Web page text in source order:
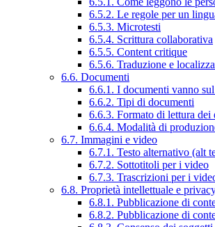
6.5.2. Le regole per un
6.5.3. Microtesti
6.5.4. Scrittura collaborativa
6.5.5. Content critique
6.5.6. Traduzione e
6.6. Documenti
6.6.1. I documenti vanno
6.6.2. Tipi di documenti
6.6.3. Formato di lettura dei
6.6.4. Modalità di
6.7. Immagini e video
6.7.1. Testo alternativo (alt
6.7.2. Sottotitoli per i video
6.7.3. Trascrizioni per i
6.8. Proprietà intellettuale e
6.8.1. Pubblicazione di
6.8.2. Pubblicazione di